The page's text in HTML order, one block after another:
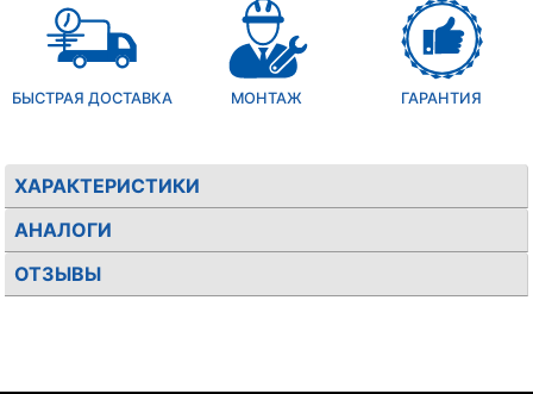
БЫСТРАЯ ДОСТАВКА МОНТАЖ ГАРАНТИЯ
ХАРАКТЕРИСТИКИ
АНАЛОГИ
ОТЗЫВЫ